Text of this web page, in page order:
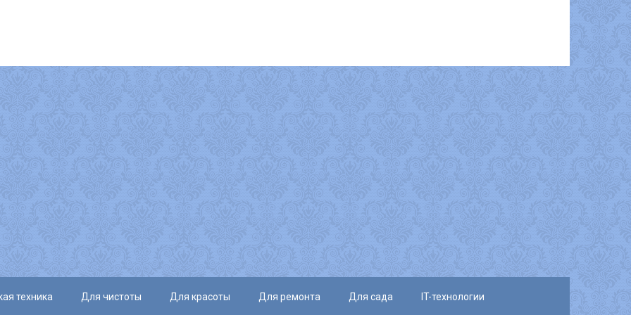
техника Для чистоты Для красоты Для ремонта Для сада IT-технологии